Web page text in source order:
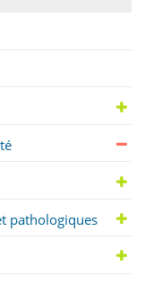
pathologiques